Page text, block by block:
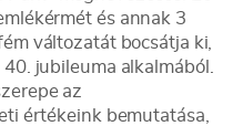
és annak 3
változatát bocsátja ki,
jubileuma alkalmából.
az
értékeink bemutatása,